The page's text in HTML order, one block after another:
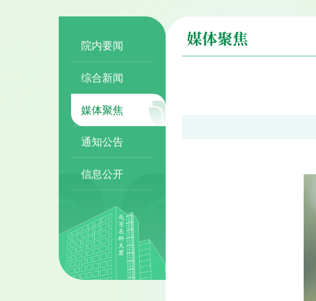
院内要闻
综合新闻
媒体聚焦
通知公告
信息公开
媒体聚焦